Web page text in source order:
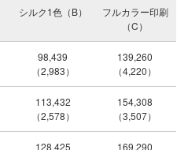
シルク1色（B）
フルカラー印刷
（C）
98,439
（2,983）
139,260
（4,220）
113,432
（2,578）
154,308
（3,507）
128,425
169,290